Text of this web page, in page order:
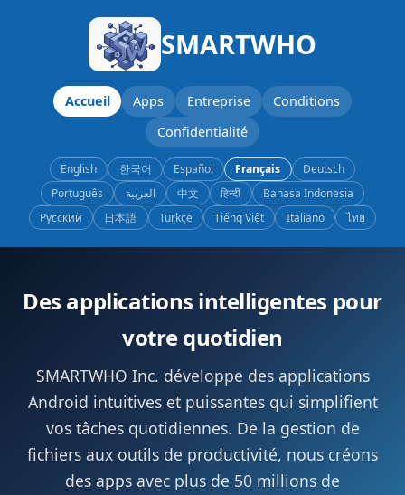
SMARTWHO
Accueil Apps Entreprise
Conditions
Confidentialité
English 한국어 Español Français
Deutsch
Português
العربية 中文 हिन्दी
Bahasa Indonesia
Русский
日本語 Türkçe Tiếng Việt Italiano ไทย
Des applications intelligentes pour
votre quotidien
SMARTWHO Inc. développe des applications
Android intuitives et puissantes qui simplifient
vos tâches quotidiennes. De la gestion de
fichiers aux outils de productivité, nous créons
des apps avec plus de 50 millions de